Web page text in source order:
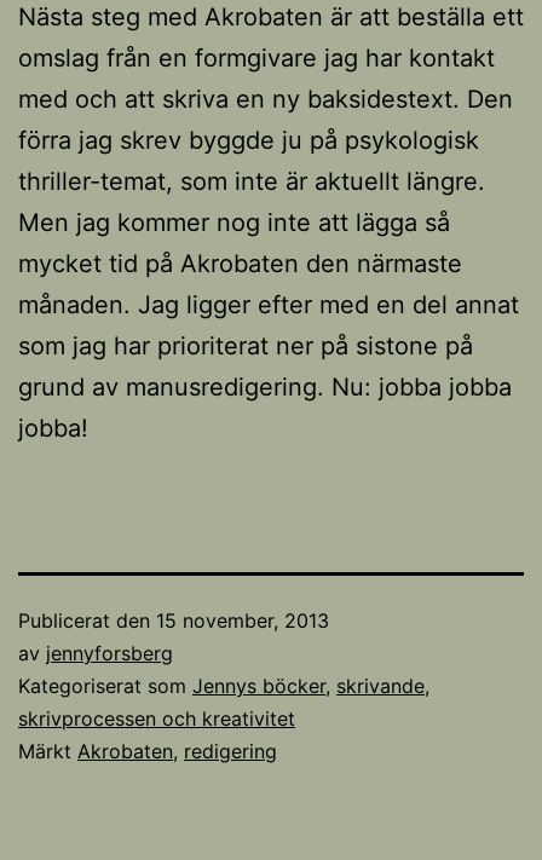
Nästa steg med Akrobaten är att beställa ett
omslag från en formgivare jag har kontakt
med och att skriva en ny baksidestext. Den
förra jag skrev byggde ju på psykologisk
thriller-temat, som inte är aktuellt längre.
Men jag kommer nog inte att lägga så
mycket tid på Akrobaten den närmaste
månaden. Jag ligger efter med en del annat
som jag har prioriterat ner på sistone på
grund av manusredigering. Nu: jobba jobba
jobba!
Publicerat den 15 november, 2013
av jennyforsberg
Kategoriserat som Jennys böcker, skrivande,
skrivprocessen och kreativitet
Märkt Akrobaten, redigering